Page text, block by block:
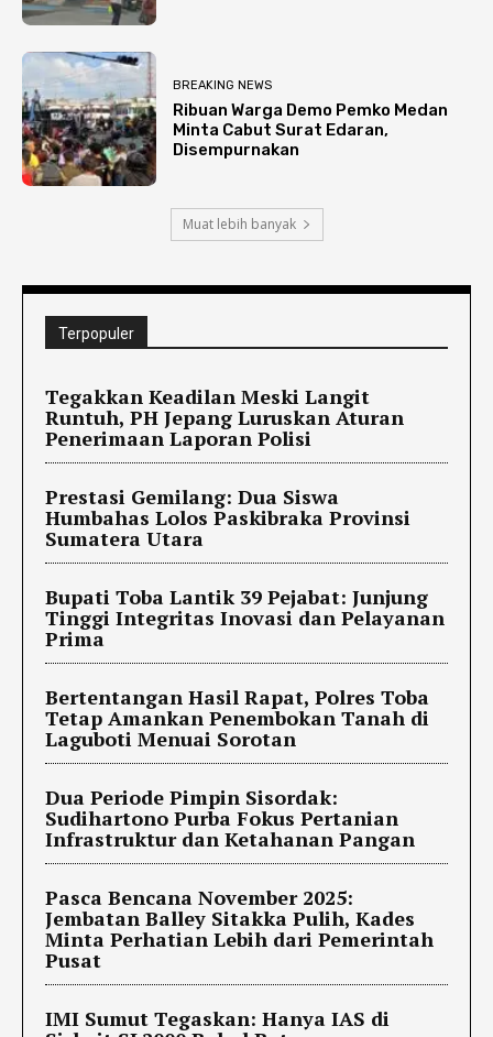
BREAKING NEWS
Ribuan Warga Demo Pemko Medan
Minta Cabut Surat Edaran,
Disempurnakan
Muat lebih banyak
Terpopuler
Tegakkan Keadilan Meski Langit
Runtuh, PH Jepang Luruskan Aturan
Penerimaan Laporan Polisi
Prestasi Gemilang: Dua Siswa
Humbahas Lolos Paskibraka Provinsi
Sumatera Utara
Bupati Toba Lantik 39 Pejabat: Junjung
Tinggi Integritas Inovasi dan Pelayanan
Prima
Bertentangan Hasil Rapat, Polres Toba
Tetap Amankan Penembokan Tanah di
Laguboti Menuai Sorotan
Dua Periode Pimpin Sisordak:
Sudihartono Purba Fokus Pertanian
Infrastruktur dan Ketahanan Pangan
Pasca Bencana November 2025:
Jembatan Balley Sitakka Pulih, Kades
Minta Perhatian Lebih dari Pemerintah
Pusat
IMI Sumut Tegaskan: Hanya IAS di